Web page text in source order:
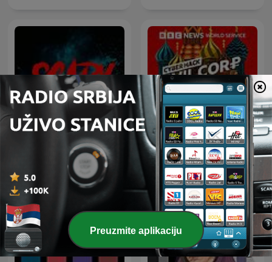
Scary | A Paranormal
Podcast
Cyber Hack
Preuzmite aplikaciju